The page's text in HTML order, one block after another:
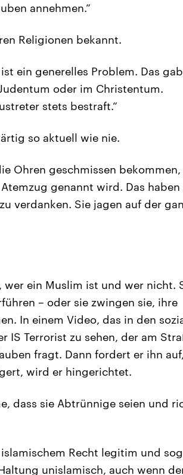
annehmen.“
Religionen bekannt.
ein generelles Problem. Das
oder im Christentum.
stets bestraft.“
so aktuell wie nie.
Ohren geschmissen
genannt wird. Das
verdanken. Sie jagen auf der
wer ein Muslim ist und wer nicht.
– oder sie zwingen sie, ihre
In einem Video, das in den
IS Terrorist zu sehen, der am
fragt. Dann fordert er ihn
wird er hingerichtet.
dass sie Abtrünnige seien und
Recht legitim und
unislamisch, auch wenn